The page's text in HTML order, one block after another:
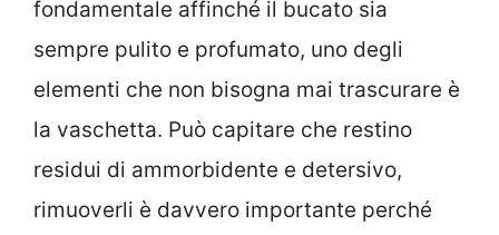
fondamentale affinché il bucato sia
sempre pulito e profumato, uno degli
elementi che non bisogna mai trascurare è
la vaschetta. Può capitare che restino
residui di ammorbidente e detersivo,
rimuoverli è davvero importante perché